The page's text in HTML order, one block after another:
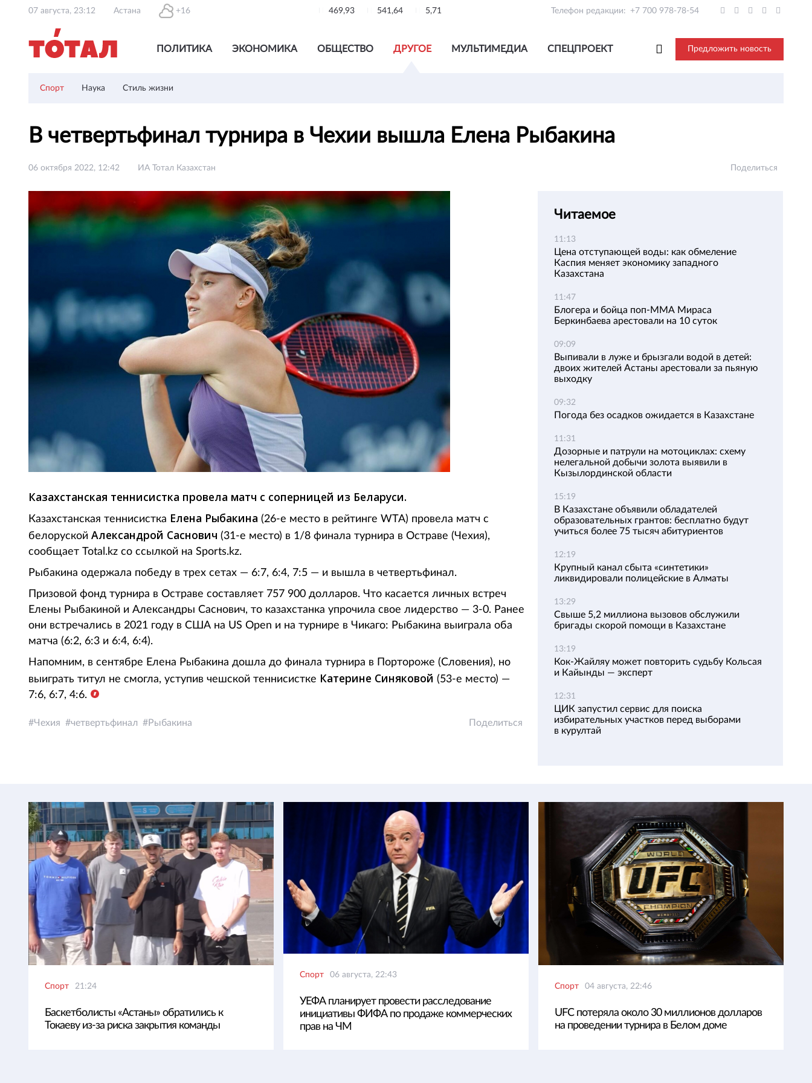
07 августа, 23:12 Астана +16 469,93 541,64 5,71 Телефон редакции: +7 700 978-78-54
ПОЛИТИКА ЭКОНОМИКА ОБЩЕСТВО ДРУГОЕ МУЛЬТИМЕДИА СПЕЦПРОЕКТ Предложить новость
Спорт Наука Стиль жизни
В четвертьфинал турнира в Чехии вышла Елена Рыбакина
06 октября 2022, 12:42 ИА Тотал Казахстан Поделиться
Казахстанская теннисистка провела матч с соперницей из Беларуси.
Казахстанская теннисистка Елена Рыбакина (26-е место в рейтинге WTA) провела матч с
белоруской Александрой Саснович (31-е место) в 1/8 финала турнира в Остраве (Чехия),
cообщает Total.kz со ссылкой на Sports.kz.
Рыбакина одержала победу в трех сетах — 6:7, 6:4, 7:5 — и вышла в четвертьфинал.
Призовой фонд турнира в Остраве составляет 757 900 долларов. Что касается личных встреч
Елены Рыбакиной и Александры Саснович, то казахстанка упрочила свое лидерство — 3-0. Ранее
они встречались в 2021 году в США на US Open и на турнире в Чикаго: Рыбакина выиграла оба
матча (6:2, 6:3 и 6:4, 6:4).
Напомним, в сентябре Елена Рыбакина дошла до финала турнира в Портороже (Словения), но
выиграть титул не смогла, уступив чешской теннисистке Катерине Синяковой (53-е место) —
7:6, 6:7, 4:6.
Чехия четвертьфинал Рыбакина Поделиться
Читаемое
11:13
Цена отступающей воды: как обмеление
Каспия меняет экономику западного
Казахстана
11:47
Блогера и бойца поп-ММА Мираса
Беркинбаева арестовали на 10 суток
09:09
Выпивали в луже и брызгали водой в детей:
двоих жителей Астаны арестовали за пьяную
выходку
09:32
Погода без осадков ожидается в Казахстане
11:31
Дозорные и патрули на мотоциклах: схему
нелегальной добычи золота выявили в
Кызылординской области
15:19
В Казахстане объявили обладателей
образовательных грантов: бесплатно будут
учиться более 75 тысяч абитуриентов
12:19
Крупный канал сбыта «синтетики»
ликвидировали полицейские в Алматы
13:29
Свыше 5,2 миллиона вызовов обслужили
бригады скорой помощи в Казахстане
13:19
Кок-Жайляу может повторить судьбу Кольсая
и Кайынды — эксперт
12:31
ЦИК запустил сервис для поиска
избирательных участков перед выборами
в курултай
Спорт 21:24
Баскетболисты «Астаны» обратились к
Токаеву из-за риска закрытия команды
Спорт 06 августа, 22:43
УЕФА планирует провести расследование
инициативы ФИФА по продаже коммерческих
прав на ЧМ
Спорт 04 августа, 22:46
UFC потеряла около 30 миллионов долларов
на проведении турнира в Белом доме